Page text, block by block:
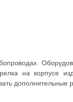
на корпусе
дополнительные